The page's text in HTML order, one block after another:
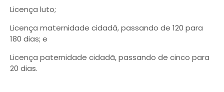
Licença luto;
Licença maternidade cidadã, passando de 120 para
180 dias; e
Licença paternidade cidadã, passando de cinco para
20 dias.